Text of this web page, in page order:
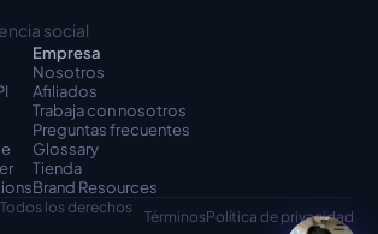
social
Empresa
Nosotros
Afiliados
Trabaja con nosotros
Preguntas frecuentes
Glossary
Tienda
Brand Resources
los derechos
TérminosPolítica de privacidad